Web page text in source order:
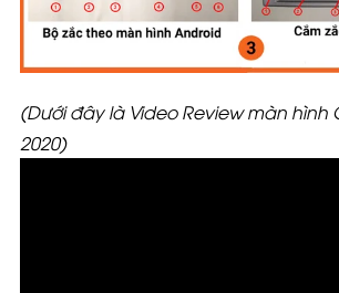
(Dưới đây là Video Review màn hình
2020)